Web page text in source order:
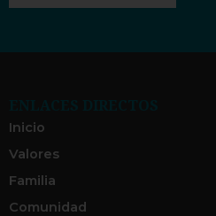
Inicio
Valores
Familia
Comunidad